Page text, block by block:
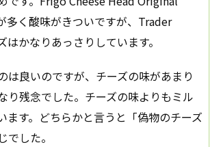
多く酸味がきついですが、Trader
はかなりあっさりしています。
は良いのですが、チーズの味があまり
り残念でした。チーズの味よりもミル
ます。どちらかと言うと「偽物のチーズ
でした。